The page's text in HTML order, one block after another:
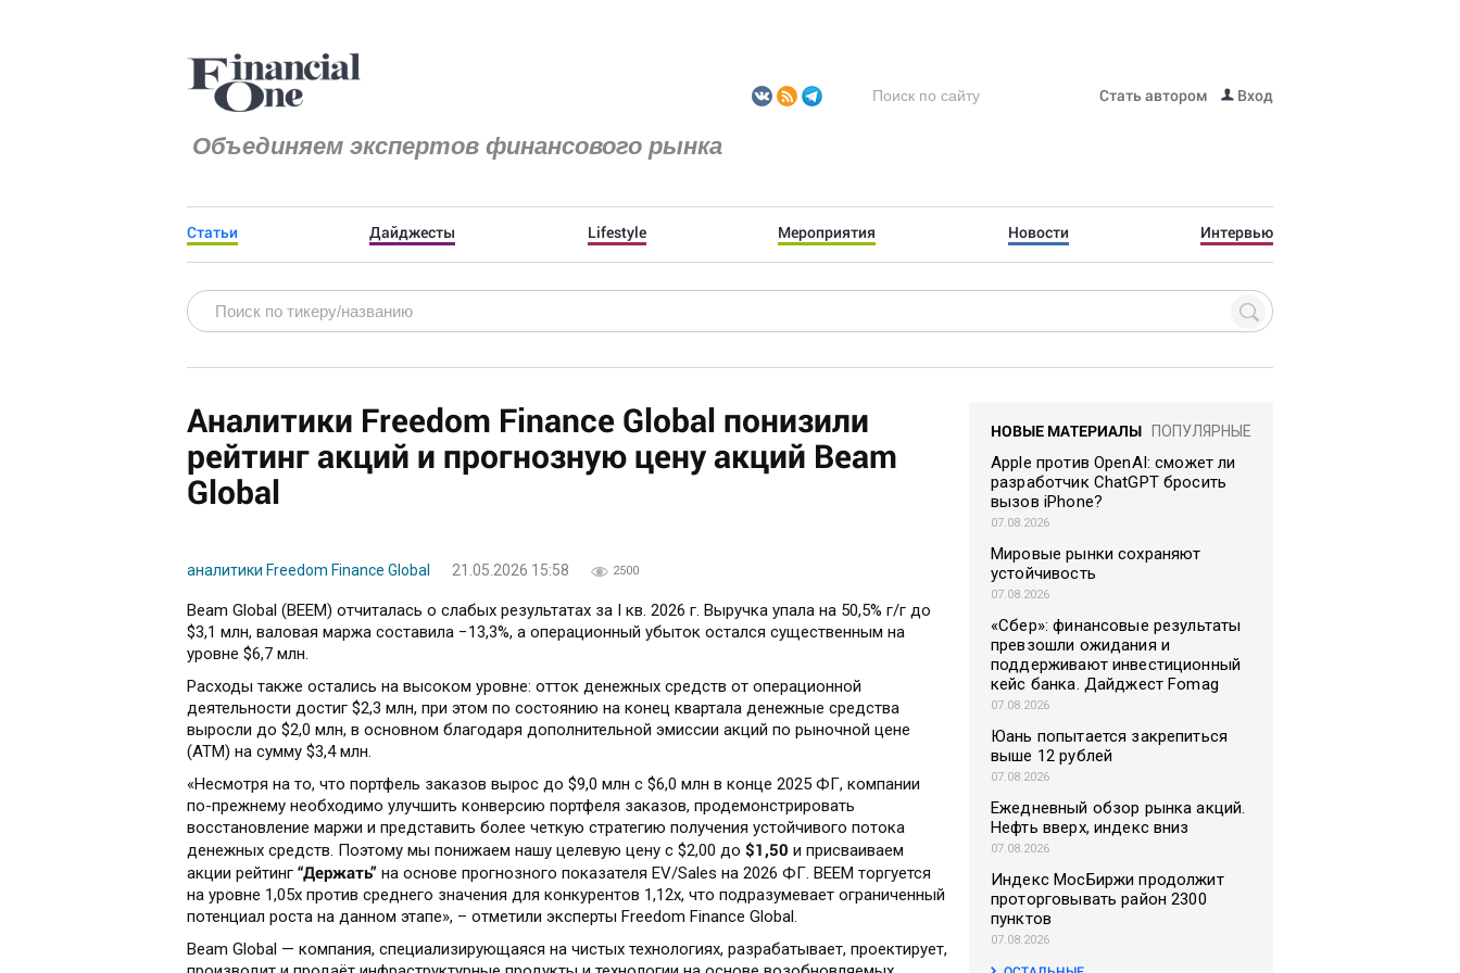
Объединяем экспертов финансового рынка
Стать автором Вход
Статьи Дайджесты Lifestyle Мероприятия Новости Интервью
Аналитики Freedom Finance Global понизили
рейтинг акций и прогнозную цену акций Beam
Global
аналитики Freedom Finance Global 21.05.2026 15:58 2500
Beam Global (BEEM) отчиталась о слабых результатах за I кв. 2026 г. Выручка упала на 50,5% г/г до
$3,1 млн, валовая маржа составила −13,3%, а операционный убыток остался существенным на
уровне $6,7 млн.
Расходы также остались на высоком уровне: отток денежных средств от операционной
деятельности достиг $2,3 млн, при этом по состоянию на конец квартала денежные средства
выросли до $2,0 млн, в основном благодаря дополнительной эмиссии акций по рыночной цене
(ATM) на сумму $3,4 млн.
«Несмотря на то, что портфель заказов вырос до $9,0 млн с $6,0 млн в конце 2025 ФГ, компании
по-прежнему необходимо улучшить конверсию портфеля заказов, продемонстрировать
восстановление маржи и представить более четкую стратегию получения устойчивого потока
денежных средств. Поэтому мы понижаем нашу целевую цену с $2,00 до $1,50 и присваиваем
акции рейтинг “Держать” на основе прогнозного показателя EV/Sales на 2026 ФГ. BEEM торгуется
на уровне 1,05x против среднего значения для конкурентов 1,12x, что подразумевает ограниченный
потенциал роста на данном этапе», – отметили эксперты Freedom Finance Global.
Beam Global — компания, специализирующаяся на чистых технологиях, разрабатывает, проектирует,
НОВЫЕ МАТЕРИАЛЫ ПОПУЛЯРНЫЕ
Apple против OpenAI: сможет ли
разработчик ChatGPT бросить
вызов iPhone?
07.08.2026
Мировые рынки сохраняют
устойчивость
07.08.2026
«Сбер»: финансовые результаты
превзошли ожидания и
поддерживают инвестиционный
кейс банка. Дайджест Fomag
07.08.2026
Юань попытается закрепиться
выше 12 рублей
07.08.2026
Ежедневный обзор рынка акций.
Нефть вверх, индекс вниз
07.08.2026
Индекс МосБиржи продолжит
проторговывать район 2300
пунктов
07.08.2026